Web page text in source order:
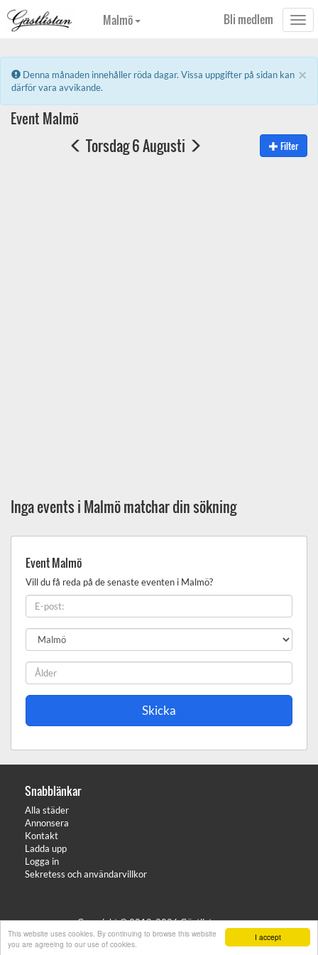
I accept
This website uses cookies. By continuing to browse this website
you are agreeing to our use of cookies.
Bli medlem
Malmö
×
Error:
Denna månaden innehåller röda dagar. Vissa uppgifter på sidan kan
därför vara avvikande.
Event Malmö
Torsdag 6 Augusti Filter
Inga events i Malmö matchar din sökning
Event Malmö
Vill du få reda på de senaste eventen i Malmö?
Snabblänkar
Alla städer
Annonsera
Kontakt
Ladda upp
Logga in
Sekretess och användarvillkor
Copyright © 2012-2026 Gästlistan.com